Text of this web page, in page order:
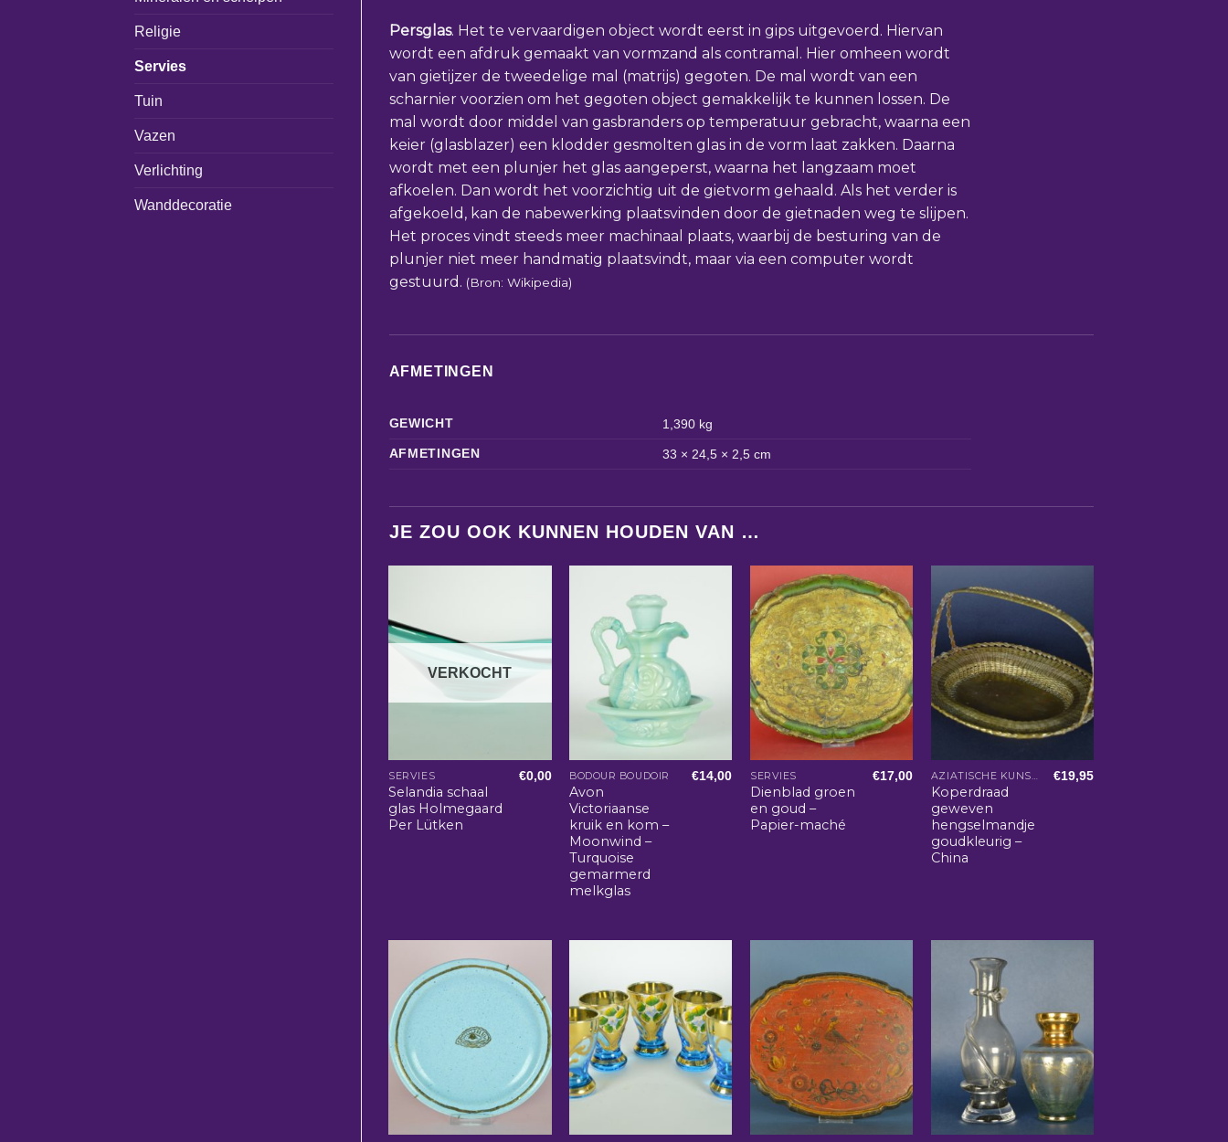
Religie
Servies
Tuin
Vazen
Verlichting
Wanddecoratie
Persglas. Het te vervaardigen object wordt eerst in gips uitgevoerd. Hiervan
wordt een afdruk gemaakt van vormzand als contramal. Hier omheen wordt
van gietijzer de tweedelige mal (matrijs) gegoten. De mal wordt van een
scharnier voorzien om het gegoten object gemakkelijk te kunnen lossen. De
mal wordt door middel van gasbranders op temperatuur gebracht, waarna een
keier (glasblazer) een klodder gesmolten glas in de vorm laat zakken. Daarna
wordt met een plunjer het glas aangeperst, waarna het langzaam moet
afkoelen. Dan wordt het voorzichtig uit de gietvorm gehaald. Als het verder is
afgekoeld, kan de nabewerking plaatsvinden door de gietnaden weg te slijpen.
Het proces vindt steeds meer machinaal plaats, waarbij de besturing van de
plunjer niet meer handmatig plaatsvindt, maar via een computer wordt
gestuurd. (Bron: Wikipedia)
AFMETINGEN
GEWICHT
1,390 kg
AFMETINGEN
33 × 24,5 × 2,5 cm
JE ZOU OOK KUNNEN HOUDEN VAN …
VERKOCHT
SERVIES
Selandia schaal
glas Holmegaard
Per Lütken
€0,00 BODOUR BOUDOIR
Avon
Victoriaanse
kruik en kom –
Moonwind –
Turquoise
gemarmerd
melkglas
€14,00 SERVIES
Dienblad groen
en goud –
Papier-maché
€17,00
Koperdraad
geweven
hengselmandje
goudkleurig –
China
€19,95